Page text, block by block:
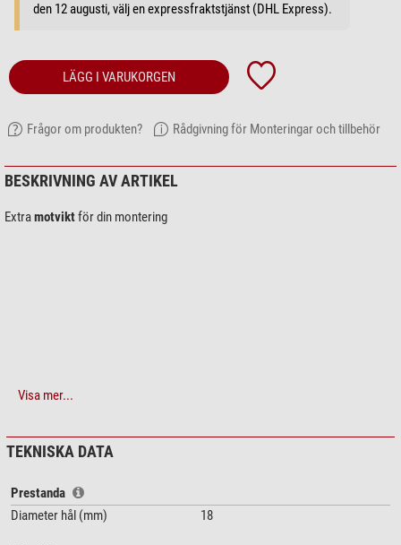
den 12 augusti, välj en expressfraktstjänst (DHL Express).
LÄGG I VARUKORGEN
Frågor om produkten? Rådgivning för Monteringar och tillbehör
BESKRIVNING AV ARTIKEL
Extramotviktför din montering
Visa mer...
TEKNISKA DATA
Prestanda
Diameter hål (mm)
18